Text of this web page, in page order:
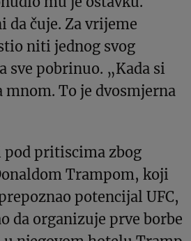
da čuje. Za vrijeme
niti jednog svog
sve pobrinuo. „Kada si
mnom. To je dvosmjerna
pritiscima zbog
Trampom, koji
potencijal UFC,
da organizuje prve borbe